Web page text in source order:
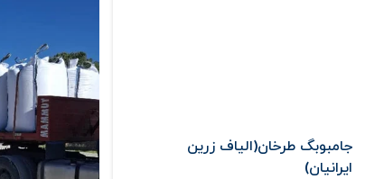
جامبوبگ طرخان(الیاف زرین
ایرانیان)